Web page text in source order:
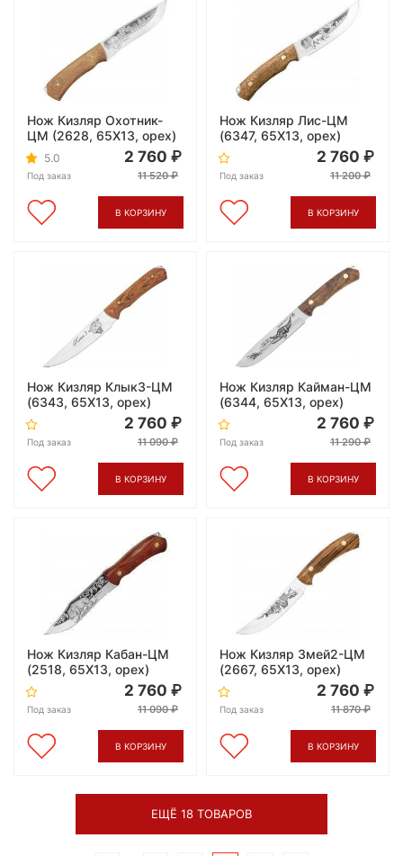
Нож Кизляр Охотник-
ЦМ (2628, 65X13, орех)
5.0
Под заказ
2 760
11 520
В КОРЗИНУ
Нож Кизляр Лис-ЦМ
(6347, 65X13, орех)
Под заказ
2 760
11 200
В КОРЗИНУ
Нож Кизляр Клык3-ЦМ
(6343, 65X13, орех)
Под заказ
2 760
11 090
В КОРЗИНУ
Нож Кизляр Кайман-ЦМ
(6344, 65X13, орех)
Под заказ
2 760
11 290
В КОРЗИНУ
Нож Кизляр Кабан-ЦМ
(2518, 65X13, орех)
Под заказ
2 760
11 090
В КОРЗИНУ
Нож Кизляр Змей2-ЦМ
(2667, 65X13, орех)
Под заказ
2 760
11 870
В КОРЗИНУ
ЕЩЁ 18 ТОВАРОВ